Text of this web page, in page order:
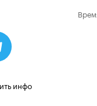
инфо